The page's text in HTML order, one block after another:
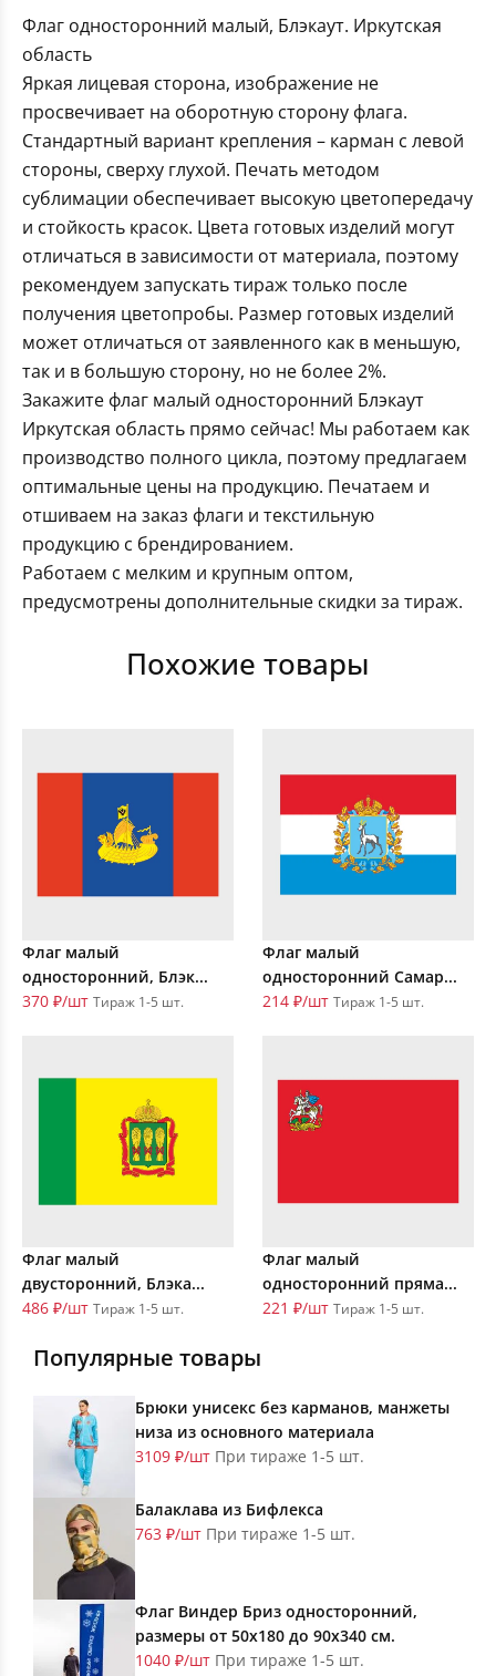
Флаг односторонний малый, Блэкаут. Иркутская
область
Яркая лицевая сторона, изображение не
просвечивает на оборотную сторону флага.
Стандартный вариант крепления – карман с левой
стороны, сверху глухой. Печать методом
сублимации обеспечивает высокую цветопередачу
и стойкость красок. Цвета готовых изделий могут
отличаться в зависимости от материала, поэтому
рекомендуем запускать тираж только после
получения цветопробы. Размер готовых изделий
может отличаться от заявленного как в меньшую,
так и в большую сторону, но не более 2%.
Закажите флаг малый односторонний Блэкаут
Иркутская область прямо сейчас! Мы работаем как
производство полного цикла, поэтому предлагаем
оптимальные цены на продукцию. Печатаем и
отшиваем на заказ флаги и текстильную
продукцию с брендированием.
Работаем с мелким и крупным оптом,
предусмотрены дополнительные скидки за тираж.
Похожие товары
Флаг малый
односторонний, Блэк...
370 ₽/шт Тираж 1-5 шт.
Флаг малый
односторонний Самар...
214 ₽/шт Тираж 1-5 шт.
Флаг малый
двусторонний, Блэка...
486 ₽/шт Тираж 1-5 шт.
Флаг малый
односторонний пряма...
221 ₽/шт Тираж 1-5 шт.
Популярные товары
Брюки унисекс без карманов, манжеты
низа из основного материала
3109 ₽/шт При тираже 1-5 шт.
Балаклава из Бифлекса
763 ₽/шт При тираже 1-5 шт.
Флаг Виндер Бриз односторонний,
размеры от 50х180 до 90х340 см.
1040 ₽/шт При тираже 1-5 шт.